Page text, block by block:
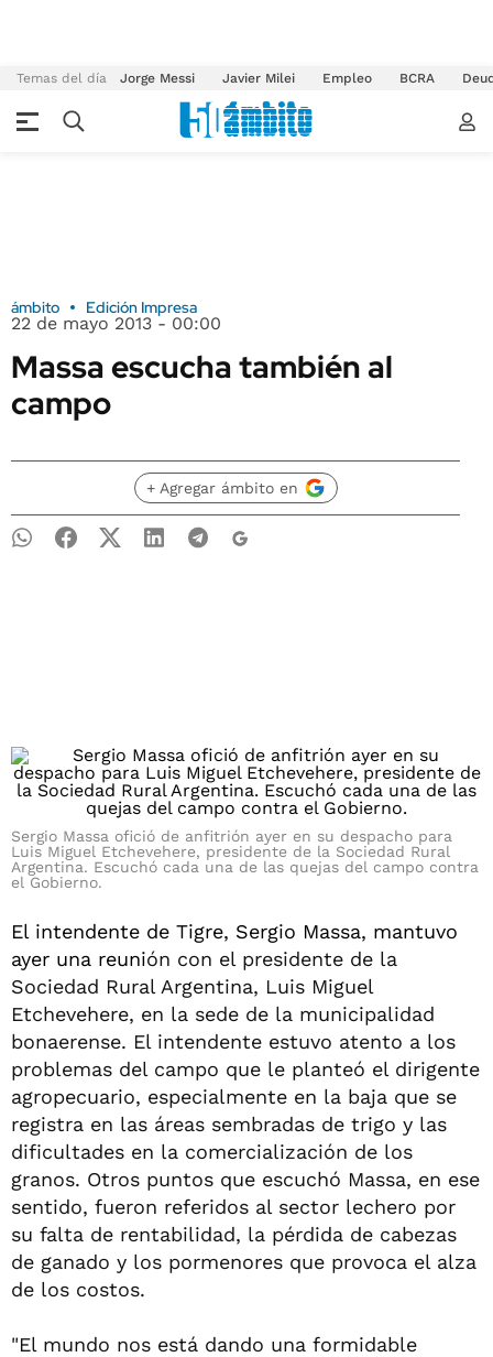
Temas del día Jorge Messi Javier Milei Empleo BCRA
ámbito Edición Impresa
22 de mayo 2013 - 00:00
Massa escucha también al
campo
+ Agregar ámbito en
Sergio Massa ofició de anfitrión ayer en su despacho para
Luis Miguel Etchevehere, presidente de la Sociedad Rural
Argentina. Escuchó cada una de las quejas del campo contra
el Gobierno.
El intendente de Tigre, Sergio Massa, mantuvo
ayer una reunión con el presidente de la
Sociedad Rural Argentina, Luis Miguel
Etchevehere, en la sede de la municipalidad
bonaerense. El intendente estuvo atento a los
problemas del campo que le planteó el dirigente
agropecuario, especialmente en la baja que se
registra en las áreas sembradas de trigo y las
dificultades en la comercialización de los
granos. Otros puntos que escuchó Massa, en ese
sentido, fueron referidos al sector lechero por
su falta de rentabilidad, la pérdida de cabezas
de ganado y los pormenores que provoca el alza
de los costos.
"El mundo nos está dando una formidable